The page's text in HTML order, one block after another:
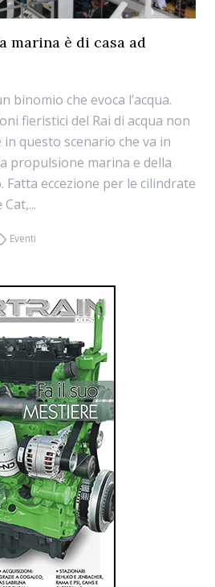
marina è di casa ad
binomio che evoca l’acqua.
fieristici del Rai di acqua non
questo scenario che va in
propulsione marina e della
Fatta eccezione per le cilindrate
Eventi